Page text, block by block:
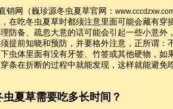
网（巍珍源冬虫夏草官网：
在吃冬虫夏草时都须注意里面可能会藏有
防备、疏忽大意的话可能会引起一些小意
提前知晓和预防，并要格外注意，正所谓
虫体里面有没有牙签、竹签或其他硬物，
条在折断的过程中就能发现，这样就能避免
虫夏草需要吃多长时间？